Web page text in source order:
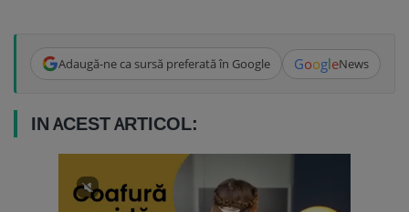
Adaugă-ne ca sursă preferată în Google GoogleNews
IN ACEST ARTICOL: